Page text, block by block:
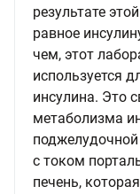
результате
равное
чем, этот
используется
инсулина. Это
метаболизма
с током
печень,